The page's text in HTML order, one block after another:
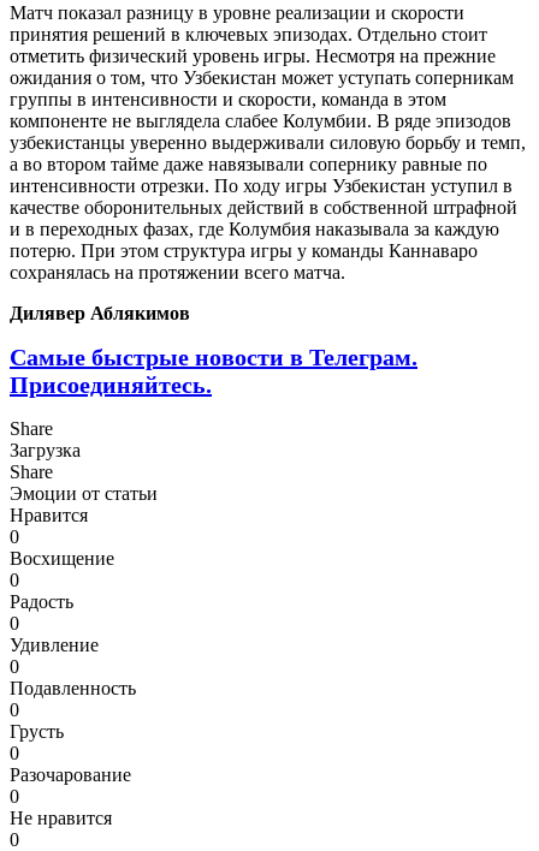
Матч показал разницу в уровне реализации и скорости
принятия решений в ключевых эпизодах. Отдельно стоит
отметить физический уровень игры. Несмотря на прежние
ожидания о том, что Узбекистан может уступать соперникам
группы в интенсивности и скорости, команда в этом
компоненте не выглядела слабее Колумбии. В ряде эпизодов
узбекистанцы уверенно выдерживали силовую борьбу и темп,
а во втором тайме даже навязывали сопернику равные по
интенсивности отрезки. По ходу игры Узбекистан уступил в
качестве оборонительных действий в собственной штрафной
и в переходных фазах, где Колумбия наказывала за каждую
потерю. При этом структура игры у команды Каннаваро
сохранялась на протяжении всего матча.
Дилявер Аблякимов
Самые быстрые новости в Телеграм.
Присоединяйтесь.
Share
Загрузка
Share
Эмоции от статьи
Нравится
0
Восхищение
0
Радость
0
Удивление
0
Подавленность
0
Грусть
0
Разочарование
0
Не нравится
0